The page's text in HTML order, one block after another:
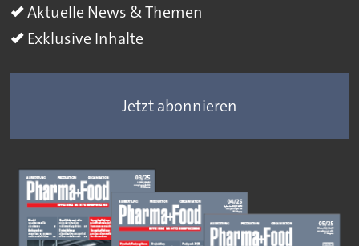
Aktuelle News & Themen
Exklusive Inhalte
Jetzt abonnieren